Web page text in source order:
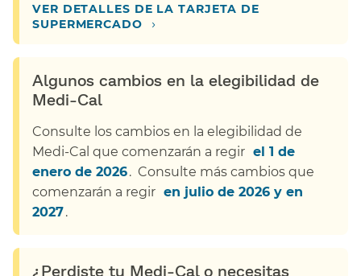
VER DETALLES DE LA TARJETA DE
SUPERMERCADO​​
›
Algunos cambios en la elegibilidad de
Medi-Cal​​
Consulte los cambios en la elegibilidad de
Medi-Cal que comenzarán a regir ​​ el 1 de
enero de 2026​​. Consulte más cambios que
comenzarán a regir ​​ en julio de 2026 y en
2027​​.
¿Perdiste tu Medi-Cal o necesitas